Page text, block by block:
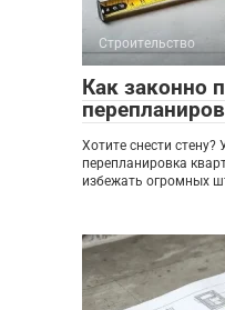
Строительство
Как законно
Хотите снести стену?
перепланировка
избежать огромных